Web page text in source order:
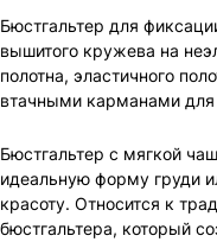
Бюстгальтер для
вышитого кружева на
полотна, эластичного
втачными карманами для
Бюстгальтер с мягкой
идеальную форму груди
красоту. Относится к
бюстгальтера, который